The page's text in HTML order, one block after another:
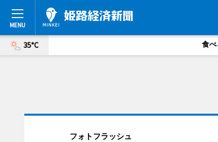
35°C 食べ
フォトフラッシュ